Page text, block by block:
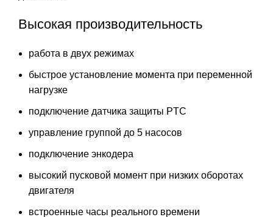
Высокая производительность
работа в двух режимах
быстрое установление момента при переменной
нагрузке
подключение датчика защиты PTC
управление группой до 5 насосов
подключение энкодера
высокий пусковой момент при низких оборотах
двигателя
встроенные часы реального времени